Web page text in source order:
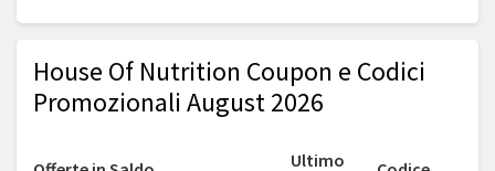
House Of Nutrition Coupon e Codici
Promozionali August 2026
Ultimo